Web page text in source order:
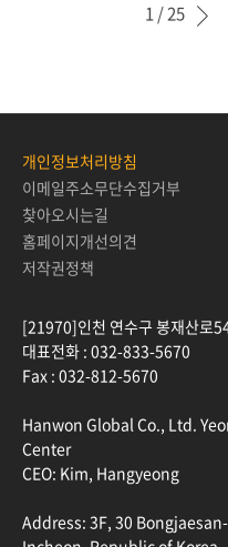
1 / 25
개인정보처리방침
이메일주소무단수집거부
찾아오시는길
홈페이지개선의견
저작권정책
[21970]인천 연수구 봉재산로
대표전화 : 032-833-5670
Fax : 032-812-5670
Hanwon Global Co., Ltd.
Center
CEO: Kim, Hangyeong
Address: 3F, 30